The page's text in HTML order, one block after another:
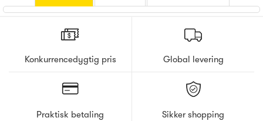
Konkurrencedygtig pris Global levering
Praktisk betaling Sikker shopping